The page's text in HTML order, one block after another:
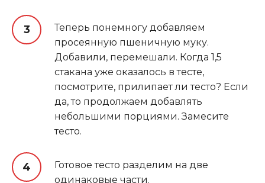
Теперь понемногу добавляем
просеянную пшеничную муку.
Добавили, перемешали. Когда 1,5
стакана уже оказалось в тесте,
посмотрите, прилипает ли тесто? Если
да, то продолжаем добавлять
небольшими порциями. Замесите
тесто.
Готовое тесто разделим на две
одинаковые части.